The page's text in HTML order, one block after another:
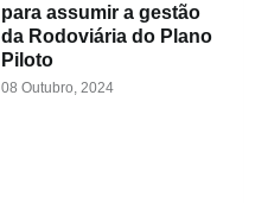
para assumir a gestão
da Rodoviária do Plano
Piloto
08 Outubro, 2024